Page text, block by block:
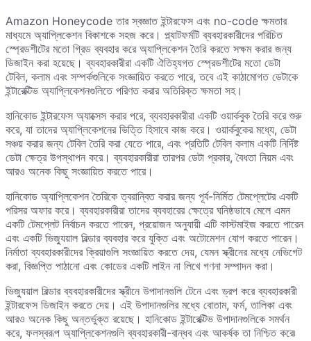
Amazon Honeycode তার স্বজ্ঞাত ইন্টারফেস এবং no-code ক্ষমতার
মাধ্যমে অ্যাপ্লিকেশন বিকাশকে সহজ করে। প্ল্যাটফর্মটি ব্যবহারকারীদের পরিচিত
স্প্রেডশীটের মতো গ্রিড ব্যবহার করে অ্যাপ্লিকেশন তৈরি করতে সক্ষম করার জন্য
ডিজাইন করা হয়েছে। ব্যবহারকারীরা একটি ঐতিহ্যগত স্প্রেডশীটের মতো ডেটা
টেবিল, কলাম এবং সম্পর্কগুলিকে সংজ্ঞায়িত করতে পারে, তবে এই কাঠামোগত ডেটাকে
ইন্টারেক্টিভ অ্যাপ্লিকেশনগুলিতে পরিণত করার অতিরিক্ত ক্ষমতা সহ।
হানিকোড ইন্টারফেস অ্যাক্সেস করার পরে, ব্যবহারকারীরা একটি ওয়ার্কবুক তৈরি করে শুরু
করে, যা তাদের অ্যাপ্লিকেশনের ভিত্তি হিসাবে কাজ করে। ওয়ার্কবুকের মধ্যে, ডেটা
সঞ্চয় করার জন্য টেবিল তৈরি করা যেতে পারে, এবং প্রতিটি টেবিল কলাম একটি নির্দিষ্ট
ডেটা ক্ষেত্র উপস্থাপন করে। ব্যবহারকারীরা তারপর ডেটা প্রকার, বৈধতা নিয়ম এবং
আরও অনেক কিছু সংজ্ঞায়িত করতে পারে।
হানিকোড অ্যাপ্লিকেশন তৈরিকে ত্বরান্বিত করার জন্য পূর্ব-নির্মিত টেমপ্লেটের একটি
পরিসর অফার করে। ব্যবহারকারীরা তাদের ব্যবহারের ক্ষেত্রে ঘনিষ্ঠভাবে মেলে এমন
একটি টেমপ্লেট নির্বাচন করতে পারেন, প্রয়োজন অনুযায়ী এটি কাস্টমাইজ করতে পারেন
এবং একটি ভিজ্যুয়াল বিল্ডার ব্যবহার করে যুক্তি এবং অটোমেশন যোগ করতে পারেন।
নির্মাতা ব্যবহারকারীদের ক্রিয়াগুলি সংজ্ঞায়িত করতে দেয়, যেমন স্ক্রীনের মধ্যে নেভিগেট
করা, বিজ্ঞপ্তি পাঠানো এবং কোডের একটি লাইন না লিখে গণনা সম্পাদন করা।
ভিজ্যুয়াল বিল্ডার ব্যবহারকারীদের স্ক্রীনে উপাদানগুলি টেনে এবং ড্রপ করে ব্যবহারকারী
ইন্টারফেস ডিজাইন করতে দেয়। এই উপাদানগুলির মধ্যে বোতাম, ফর্ম, তালিকা এবং
আরও অনেক কিছু অন্তর্ভুক্ত রয়েছে। হানিকোড ইন্টারেক্টিভ উপাদানগুলিকে সমর্থন
করে, ফলস্বরূপ অ্যাপ্লিকেশনগুলি ব্যবহারকারী-বান্ধব এবং আকর্ষক তা নিশ্চিত করে৷